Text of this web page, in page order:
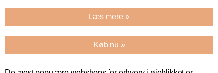
Læs mere »
Køb nu »